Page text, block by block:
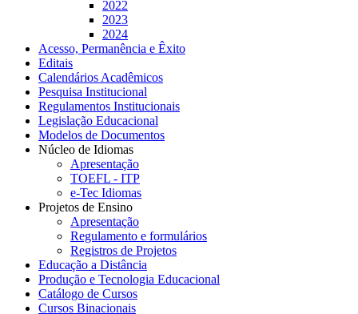
2022
2023
2024
Acesso, Permanência e Êxito
Editais
Calendários Acadêmicos
Pesquisa Institucional
Regulamentos Institucionais
Legislação Educacional
Modelos de Documentos
Núcleo de Idiomas
Apresentação
TOEFL - ITP
e-Tec Idiomas
Projetos de Ensino
Apresentação
Regulamento e formulários
Registros de Projetos
Educação a Distância
Produção e Tecnologia Educacional
Catálogo de Cursos
Cursos Binacionais